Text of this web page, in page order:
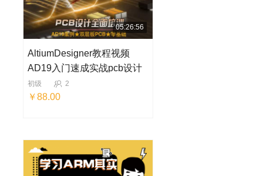
05:26:56
AltiumDesigner教程视频
AD19入门速成实战pcb设计
电路案例零基础
初级 2
￥88.00